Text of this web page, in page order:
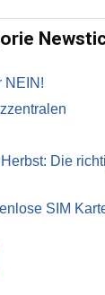
NEIN!
Die
SIM